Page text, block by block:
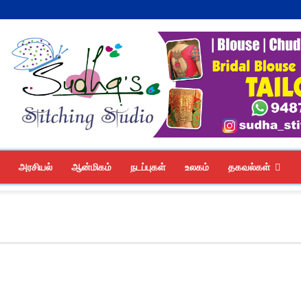
அரசியல் ஆன்மிகம் நடப்புகள் உலகம் தகவல்கள்